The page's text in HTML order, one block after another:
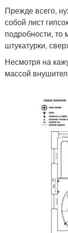
Прежде всего,
собой лист
подробности, то
штукатурки,
Несмотря на
массой